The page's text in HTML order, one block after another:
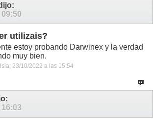
09:50
utilizais?
estoy probando Darwinex y la verdad
muy bien.
23/10/2022 a las 15:54
16:03